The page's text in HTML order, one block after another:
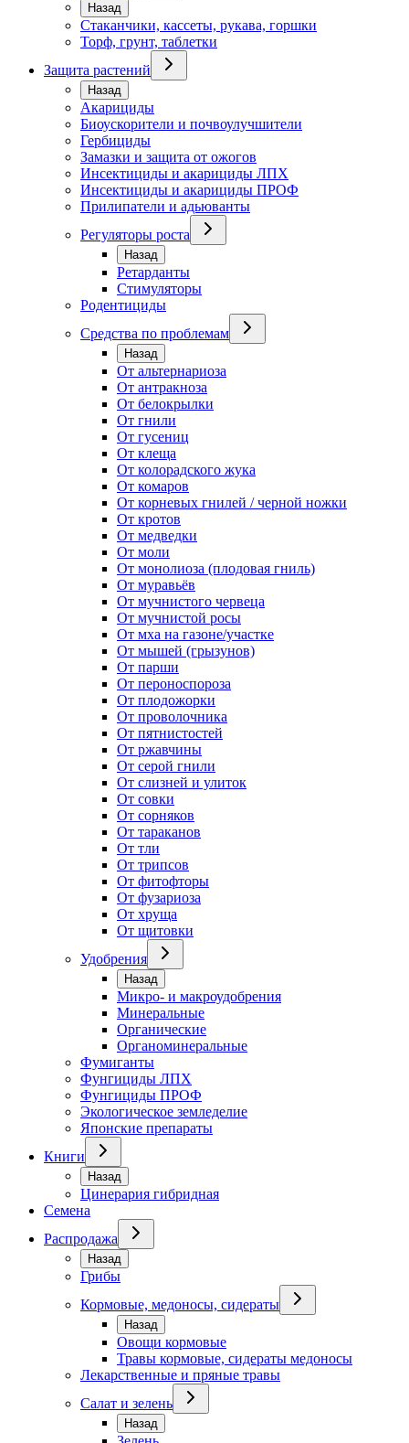
Назад
Стаканчики, кассеты, рукава, горшки
Торф, грунт, таблетки
Защита растений
Назад
Акарициды
Биоускорители и почвоулучшители
Гербициды
Замазки и защита от ожогов
Инсектициды и акарициды ЛПХ
Инсектициды и акарициды ПРОФ
Прилипатели и адьюванты
Регуляторы роста
Назад
Ретарданты
Стимуляторы
Родентициды
Средства по проблемам
Назад
От альтернариоза
От антракноза
От белокрылки
От гнили
От гусениц
От клеща
От колорадского жука
От комаров
От корневых гнилей / черной ножки
От кротов
От медведки
От моли
От монолиоза (плодовая гниль)
От муравьёв
От мучнистого червеца
От мучнистой росы
От мха на газоне/участке
От мышей (грызунов)
От парши
От пероноспороза
От плодожорки
От проволочника
От пятнистостей
От ржавчины
От серой гнили
От слизней и улиток
От совки
От сорняков
От тараканов
От тли
От трипсов
От фитофторы
От фузариоза
От хруща
От щитовки
Удобрения
Назад
Микро- и макроудобрения
Минеральные
Органические
Органоминеральные
Фумиганты
Фунгициды ЛПХ
Фунгициды ПРОФ
Экологическое земледелие
Японские препараты
Книги
Назад
Цинерария гибридная
Семена
Распродажа
Назад
Грибы
Кормовые, медоносы, сидераты
Назад
Овощи кормовые
Травы кормовые, сидераты медоносы
Лекарственные и пряные травы
Салат и зелень
Назад